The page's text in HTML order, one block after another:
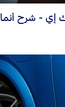
إي - شرح